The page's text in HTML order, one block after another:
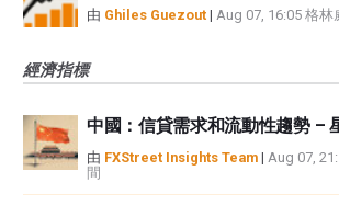
由 Ghiles Guezout | Aug 07, 16:05 格林
經濟指標
中國：信貸需求和流動性趨勢 –
由 FXStreet Insights Team | Aug 07,
間